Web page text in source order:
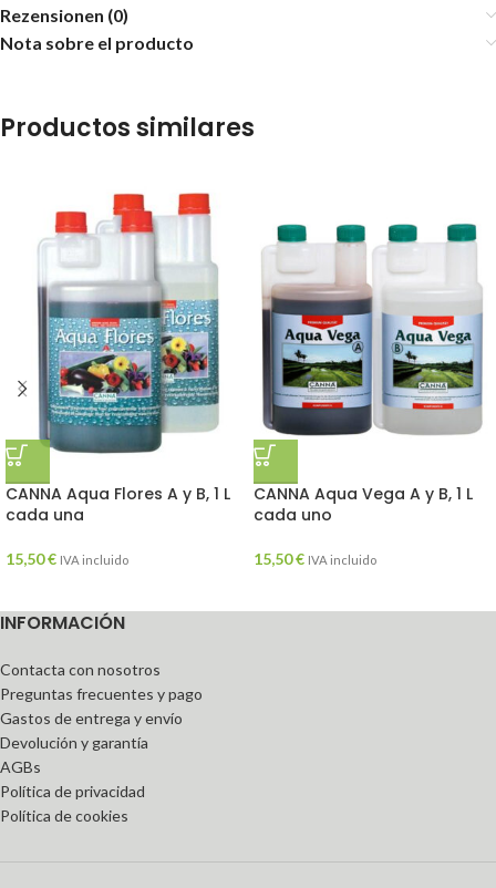
Rezensionen (0)
Nota sobre el producto
Productos similares
CANNA Aqua Flores A y B, 1 L
cada una
15,50€ IVA incluido
CANNA Aqua Vega A y B, 1 L
cada uno
15,50€ IVA incluido
INFORMACIÓN
Contacta con nosotros
Preguntas frecuentes y pago
Gastos de entrega y envío
Devolución y garantía
AGBs
Política de privacidad
Política de cookies